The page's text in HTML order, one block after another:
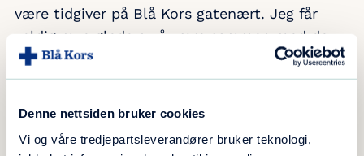
Denne nettsiden bruker cookies
Vi og våre tredjepartsleverandører bruker teknologi,
være tidgiver på Blå Kors gatenært. Jeg får
veldig mye glede av å være sammen med de
som bruker tilbudet og de andre frivillige. Vi
blir liksom en stor gjeng alle sammen, sier
I Blå Kors kaller vi våre frivillige for «tidgivere»,